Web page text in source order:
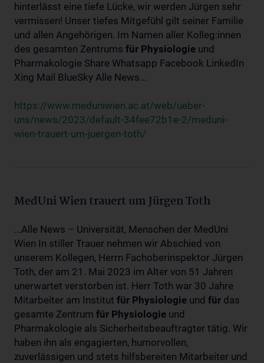
hinterlässt eine tiefe Lücke, wir werden Jürgen sehr
vermissen! Unser tiefes Mitgefühl gilt seiner Familie
und allen Angehörigen. Im Namen aller Kolleg:innen
des gesamten Zentrums für Physiologie und
Pharmakologie Share Whatsapp Facebook LinkedIn
Xing Mail BlueSky Alle News...
https://www.meduniwien.ac.at/web/ueber-
uns/news/2023/default-34fee72b1e-2/meduni-
wien-trauert-um-juergen-toth/
MedUni Wien trauert um Jürgen Toth
...Alle News – Universität, Menschen der MedUni
Wien In stiller Trauer nehmen wir Abschied von
unserem Kollegen, Herrn Fachoberinspektor Jürgen
Toth, der am 21. Mai 2023 im Alter von 51 Jahren
unerwartet verstorben ist. Herr Toth war 30 Jahre
Mitarbeiter am Institut für Physiologie und für das
gesamte Zentrum für Physiologie und
Pharmakologie als Sicherheitsbeauftragter tätig. Wir
haben ihn als engagierten, humorvollen,
zuverlässigen und stets hilfsbereiten Mitarbeiter und